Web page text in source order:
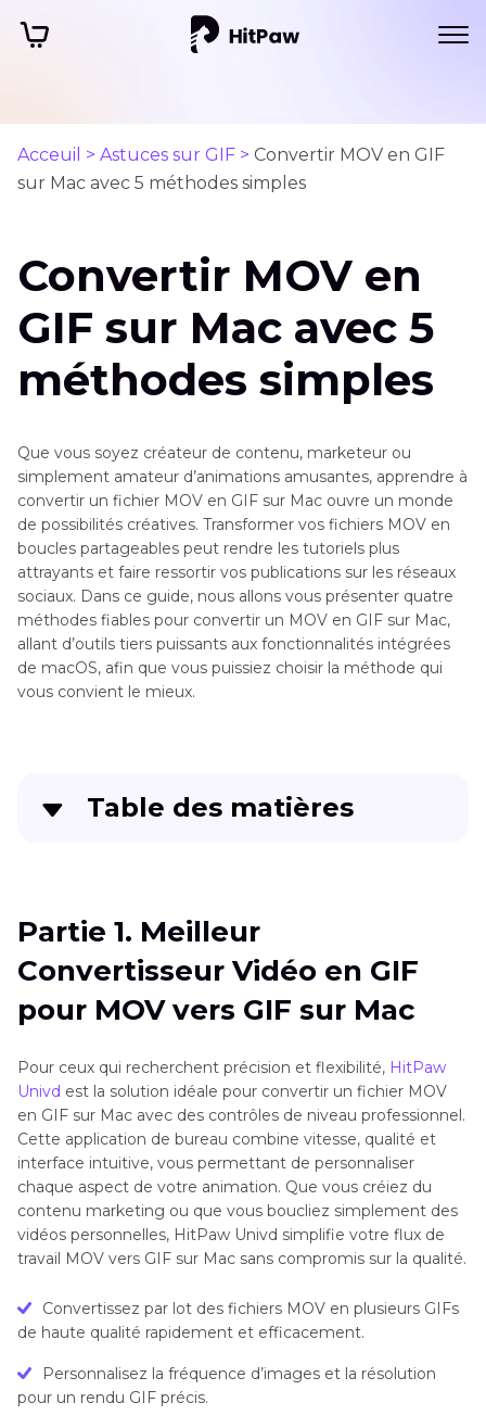
Acceuil > Astuces sur GIF > Convertir MOV en GIF
sur Mac avec 5 méthodes simples
Convertir MOV en
GIF sur Mac avec 5
méthodes simples
Que vous soyez créateur de contenu, marketeur ou
simplement amateur d’animations amusantes, apprendre à
convertir un fichier MOV en GIF sur Mac ouvre un monde
de possibilités créatives. Transformer vos fichiers MOV en
boucles partageables peut rendre les tutoriels plus
attrayants et faire ressortir vos publications sur les réseaux
sociaux. Dans ce guide, nous allons vous présenter quatre
méthodes fiables pour convertir un MOV en GIF sur Mac,
allant d’outils tiers puissants aux fonctionnalités intégrées
de macOS, afin que vous puissiez choisir la méthode qui
vous convient le mieux.
Table des matières
Partie 2. Comment Convertir un MOV en GIF
sur Mac avec Aperçu
Partie 3. Comment convertir un fichier MOV en
Partie 4 . Comment convertir un fichier MOV en
GIF sur Mac avec GIPHY Capture
. Comment convertir un fichier MOV en
GIF sur Mac avec Adobe Photoshop
Foire aux questions sur la conversion de MOV
Partie 1. Meilleur
Convertisseur Vidéo en GIF
pour MOV vers GIF sur Mac
Pour ceux qui recherchent précision et flexibilité, HitPaw
Univd est la solution idéale pour convertir un fichier MOV
en GIF sur Mac avec des contrôles de niveau professionnel.
Cette application de bureau combine vitesse, qualité et
interface intuitive, vous permettant de personnaliser
chaque aspect de votre animation. Que vous créiez du
contenu marketing ou que vous boucliez simplement des
vidéos personnelles, HitPaw Univd simplifie votre flux de
travail MOV vers GIF sur Mac sans compromis sur la qualité.
Convertissez par lot des fichiers MOV en plusieurs GIFs
de haute qualité rapidement et efficacement.
Personnalisez la fréquence d’images et la résolution
pour un rendu GIF précis.